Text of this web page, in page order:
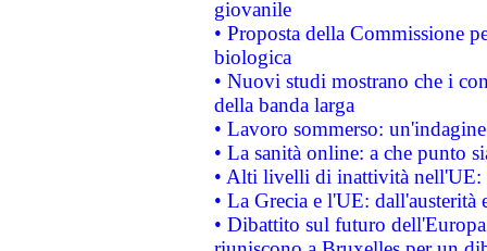
giovanile
• Proposta della Commissione
biologica
• Nuovi studi mostrano che i
della banda larga
• Lavoro sommerso:
• La sanità online: a che punto
• Alti livelli di inattività nell'UE:
• La Grecia e l'UE: dall'austerità
• Dibattito sul futuro